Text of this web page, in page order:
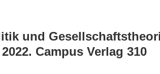
und
Campus Verlag 310